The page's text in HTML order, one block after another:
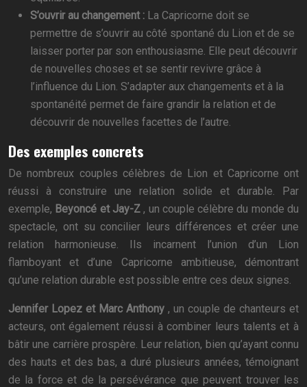
S’ouvrir au changement : La Capricorne doit se
permettre de s’ouvrir au côté spontané du Lion et de se
laisser porter par son enthousiasme. Elle peut découvrir
de nouvelles choses et se sentir revivre grâce à
l’influence du Lion. S’adapter aux changements et à la
spontanéité permet de faire grandir la relation et de
découvrir de nouvelles facettes de l’autre.
Des exemples concrets
De nombreux couples célèbres de Lion et Capricorne ont
réussi à construire une relation solide et durable. Par
exemple, Beyoncé et Jay-Z, un couple célèbre du monde du
spectacle, ont su concilier leurs différences et créer une
relation harmonieuse. Ils incarnent l’union d’un Lion
flamboyant et d’une Capricorne ambitieuse, démontrant
qu’une relation durable est possible entre ces deux signes.
Jennifer Lopez et Marc Anthony , un couple de chanteurs et
acteurs, ont également réussi à combiner leurs talents et à
bâtir une carrière prospère. Leur relation, bien qu’ayant connu
des hauts et des bas, a duré plusieurs années, témoignant
de la force et de la persévérance que peuvent trouver les